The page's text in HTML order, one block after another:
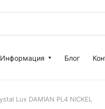
Информация Блог
Lux DAMIAN PL4 NICKEL